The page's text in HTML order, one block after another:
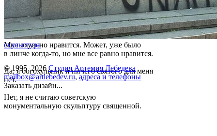
Мне охуенно нравится. Может, уже было
в линче когда-то, но мне все равно нравится.
Да, я богохульник и ничего святого для меня
нет.
Нет, я не считаю советскую
монументальную скульптуру священной.
скульптура
© 1995–2026 Студия Артемия Лебедева
mailbox@artlebedev.ru, адреса и телефоны
Заказать дизайн...